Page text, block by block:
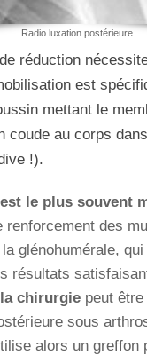
Radio luxation postérieure
réduction
est
mettant le
coude au corps
!).
le plus souvent
renforcement des
glénohumérale, qui
résultats
la chirurgie peut
sous
alors un greffon